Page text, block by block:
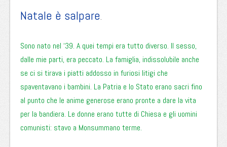
Natale è salpare.
Sono nato nel ‘39. A quei tempi era tutto diverso. Il sesso,
dalle mie parti, era peccato. La famiglia, indissolubile anche
se ci si tirava i piatti addosso in furiosi litigi che
spaventavano i bambini. La Patria e lo Stato erano sacri fino
al punto che le anime generose erano pronte a dare la vita
per la bandiera. Le donne erano tutte di Chiesa e gli uomini
comunisti: stavo a Monsummano terme.